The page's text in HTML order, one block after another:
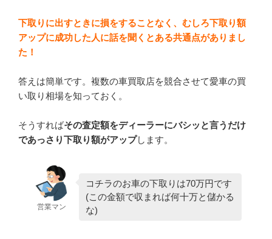
下取りに出すときに損をすることなく、むしろ下取り額
アップに成功した人に話を聞くとある共通点がありまし
た！
答えは簡単です。複数の車買取店を競合させて愛車の買
い取り相場を知っておく。
そうすればその査定額をディーラーにバシッと言うだけ
であっさり下取り額がアップします。
営業マン
コチラのお車の下取りは70万円です
(この金額で収まれば何十万と儲かる
な)